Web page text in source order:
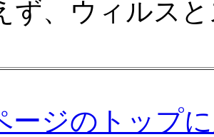
ず、ウィルス
ージのトップ